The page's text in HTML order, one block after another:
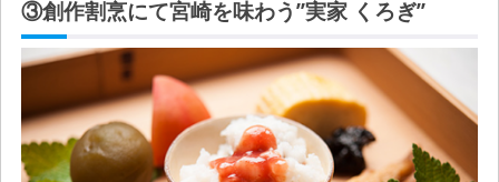
③創作割烹にて宮崎を味わう”実家 くろぎ”